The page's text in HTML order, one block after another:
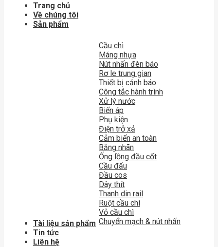
Trang chủ
Về chúng tôi
Sản phẩm
Cầu chì
Máng nhựa
Nút nhấn đèn báo
Rơ le trung gian
Thiết bị cảnh báo
Công tắc hành trình
Xử lý nước
Biến áp
Phụ kiện
Điện trở xả
Cảm biến an toàn
Băng nhãn
Ống lồng đầu cốt
Cầu đấu
Đầu cos
Dây thít
Thanh din rail
Ruột cầu chì
Vỏ cầu chì
Chuyển mạch & nút nhấn
Tài liệu sản phẩm
Tin tức
Liên hệ